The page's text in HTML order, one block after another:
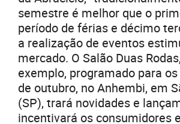
semestre é melhor que o
período de férias e décimo
a realização de eventos
mercado. O Salão Duas
exemplo, programado para
de outubro, no Anhembi, em
(SP), trará novidades e
incentivará os consumidores